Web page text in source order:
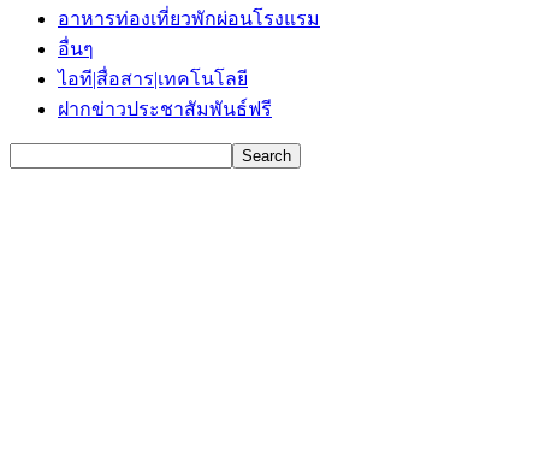
อาหารท่องเที่ยวพักผ่อนโรงแรม
อื่นๆ
ไอที|สื่อสาร|เทคโนโลยี
ฝากข่าวประชาสัมพันธ์ฟรี